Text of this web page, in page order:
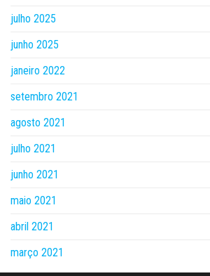
julho 2025
junho 2025
janeiro 2022
setembro 2021
agosto 2021
julho 2021
junho 2021
maio 2021
abril 2021
março 2021